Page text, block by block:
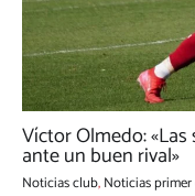
Víctor Olmedo:
ante un buen rival»
Noticias club,Noticias